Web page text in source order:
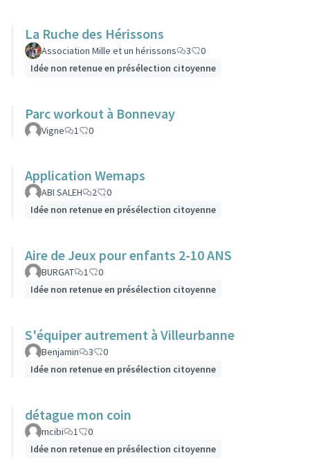
La Ruche des Hérissons
Association Mille et un hérissons 3
0
Idée non retenue en présélection citoyenne
Parc workout à Bonnevay
Vigne 1 0
Application Wemaps
ABI SALEH 2
0
Idée non retenue en présélection citoyenne
Aire de Jeux pour enfants 2-10 ANS
BURGAT 1
0
Idée non retenue en présélection citoyenne
S'équiper autrement à Villeurbanne
Benjamin 3
0
Idée non retenue en présélection citoyenne
détague mon coin
mcibi 1
0
Idée non retenue en présélection citoyenne